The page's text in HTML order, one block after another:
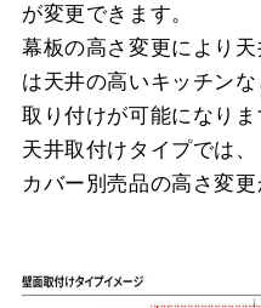
が変更できます。
幕板の高さ変更により
は天井の高いキッチン
取り付けが可能になりま
天井取付けタイプでは
カバー別売品の高さ変更